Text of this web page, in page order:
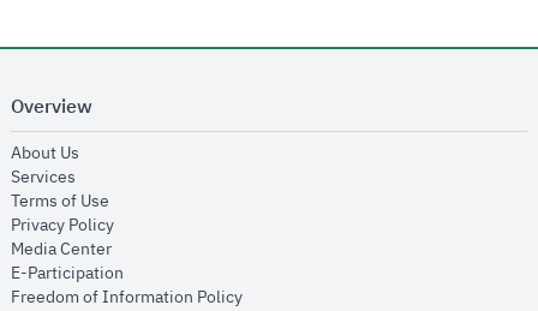
Overview
About Us
Services
Terms of Use
Privacy Policyopens in new window
Media Centeropens in new window
E-Participation
Freedom of Information Policyopens in new window